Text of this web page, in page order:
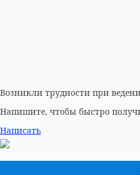
Возникли трудности при
Напишите, чтобы быстро
Написать